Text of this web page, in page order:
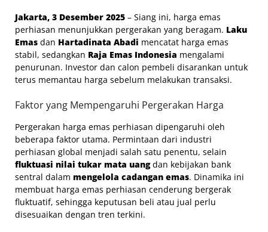
Jakarta, 3 Desember 2025 – Siang ini, harga emas
perhiasan menunjukkan pergerakan yang beragam. Laku
Emas dan Hartadinata Abadi mencatat harga emas
stabil, sedangkan Raja Emas Indonesia mengalami
penurunan. Investor dan calon pembeli disarankan untuk
terus memantau harga sebelum melakukan transaksi.
Faktor yang Mempengaruhi Pergerakan Harga
Pergerakan harga emas perhiasan dipengaruhi oleh
beberapa faktor utama. Permintaan dari industri
perhiasan global menjadi salah satu penentu, selain
fluktuasi nilai tukar mata uangdan kebijakan bank
sentral dalam mengelola cadangan emas. Dinamika ini
membuat harga emas perhiasan cenderung bergerak
fluktuatif, sehingga keputusan beli atau jual perlu
disesuaikan dengan tren terkini.